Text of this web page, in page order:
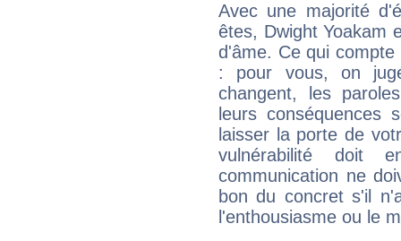
Avec une majorité
êtes, Dwight Yoakam
d'âme. Ce qui
: pour vous, on
changent, les
leurs conséquences
laisser la porte de
vulnérabilité doit
communication ne
bon du concret s'il
l'enthousiasme ou le